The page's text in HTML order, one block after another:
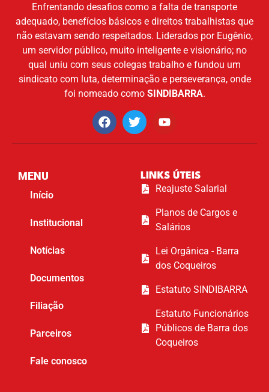
Enfrentando desafios como a falta de transporte
adequado, benefícios básicos e direitos trabalhistas que
não estavam sendo respeitados. Liderados por Eugênio,
um servidor público, muito inteligente e visionário; no
qual uniu com seus colegas trabalho e fundou um
sindicato com luta, determinação e perseverança, onde
foi nomeado como SINDIBARRA.
MENU
Início
Institucional
Notícias
Documentos
Filiação
Parceiros
Fale conosco
LINKS ÚTEIS
Reajuste Salarial
Planos de Cargos e
Salários
Lei Orgânica - Barra
dos Coqueiros
Estatuto SINDIBARRA
Estatuto Funcionários
Públicos de Barra dos
Coqueiros